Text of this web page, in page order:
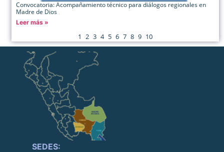
Convocatoria: Acompañamiento técnico para diálogos regionales en
Madre de Dios
Leer más »
1 2 3 4 5 6 7 8 9 10
SEDES: